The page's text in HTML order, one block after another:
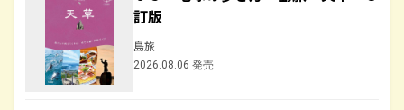
訂版
島旅
2026.08.06 発売